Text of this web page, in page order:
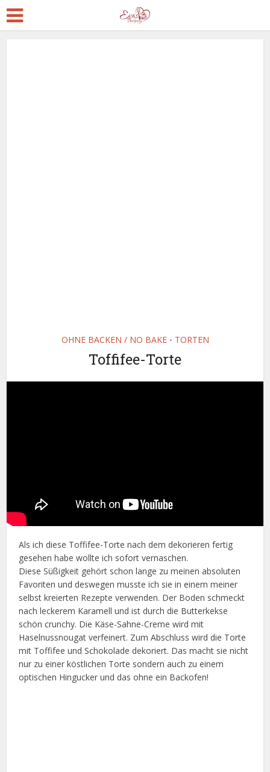
OHNE BACKEN / NO BAKE • TORTEN
Toffifee-Torte
Als ich diese Toffifee-Torte nach dem dekorieren fertig
gesehen habe wollte ich sofort vernaschen.
Diese Süßigkeit gehört schon lange zu meinen absoluten
Favoriten und deswegen musste ich sie in einem meiner
selbst kreierten Rezepte verwenden. Der Boden schmeckt
nach leckerem Karamell und ist durch die Butterkekse
schön crunchy. Die Käse-Sahne-Creme wird mit
Haselnussnougat verfeinert. Zum Abschluss wird die Torte
mit Toffifee und Schokolade dekoriert. Das macht sie nicht
nur zu einer köstlichen Torte sondern auch zu einem
optischen Hingucker und das ohne ein Backofen!